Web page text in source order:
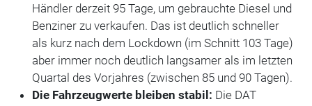
Händler derzeit 95 Tage, um gebrauchte Diesel und
Benziner zu verkaufen. Das ist deutlich schneller
als kurz nach dem Lockdown (im Schnitt 103 Tage)
aber immer noch deutlich langsamer als im letzten
Quartal des Vorjahres (zwischen 85 und 90 Tagen).
Die Fahrzeugwerte bleiben stabil: Die DAT